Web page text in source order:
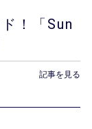
！「Sun
記事を見る